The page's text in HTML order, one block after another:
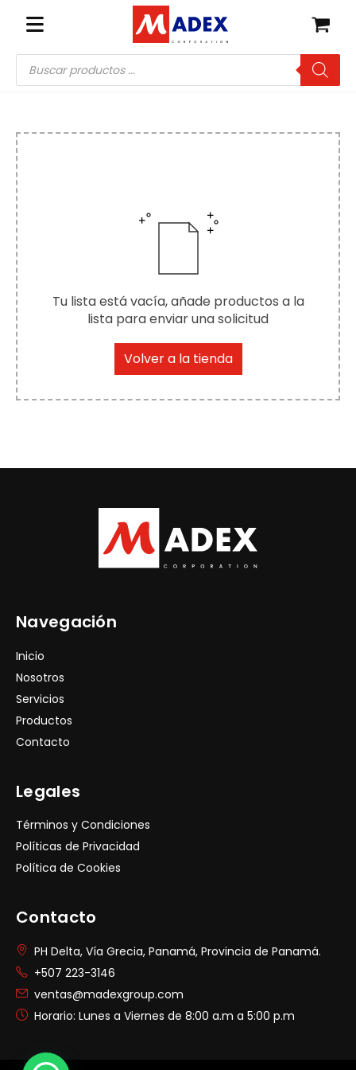
Búsqueda
de
productos
Tu lista está vacía, añade productos a la
lista para enviar una solicitud
Volver a la tienda
Navegación
Inicio
Nosotros
Servicios
Productos
Contacto
Legales
Términos y Condiciones
Políticas de Privacidad
Política de Cookies
Contacto
PH Delta, Vía Grecia, Panamá, Provincia de Panamá.
+507 223-3146
ventas@madexgroup.com
Horario: Lunes a Viernes de 8:00 a.m a 5:00 p.m